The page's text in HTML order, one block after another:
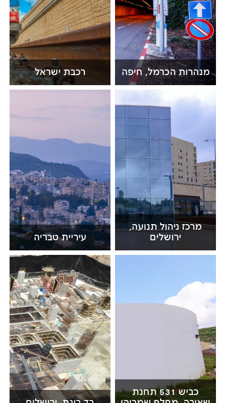
מנהרות הכרמל, חיפה רכבת ישראל
מרכז ניהול תנועה,
ירושלים
עיריית טבריה
כביש 531 תחנת